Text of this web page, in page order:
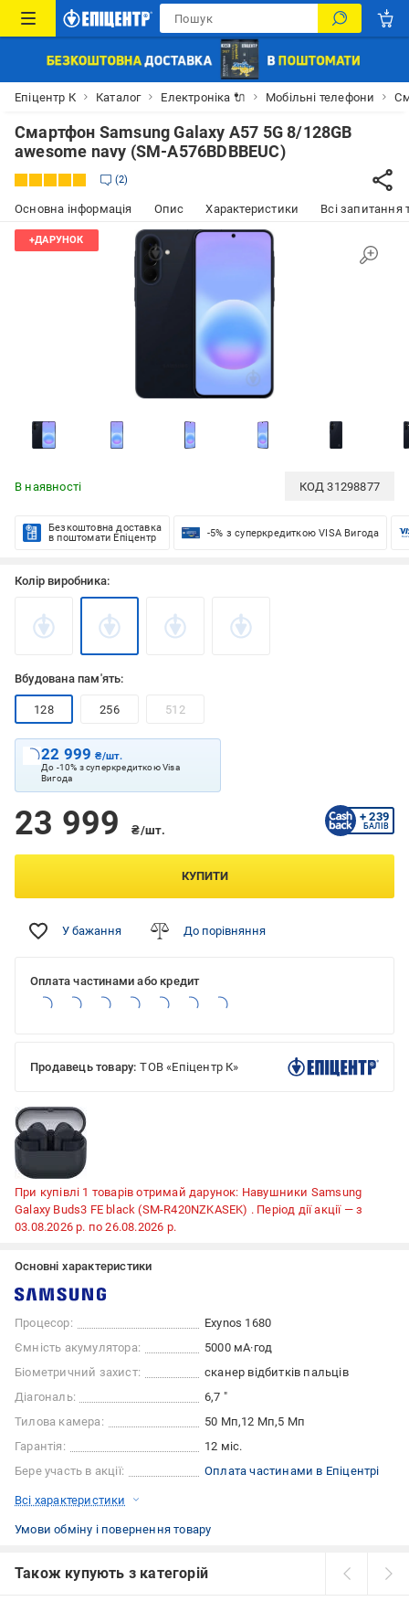
Епіцентр К Каталог Електроніка 🔌 Мобільні телефони
Смартфон Samsung Galaxy A57 5G 8/128GB
awesome navy (SM-A576BDBBEUC)
2
Основна інформація Опис Характеристики Всі запитання
В наявності КОД31298877
Безкоштовна доставка
в поштомати Епіцентр
-5% з суперкредиткою VISA Вигода
Колір виробника:
Вбудована пам'ять:
128 256 512
22 999₴/шт.
До -10% з суперкредиткою Visa
Вигода
23 999 ₴/шт.
+ 239
БАЛІВ
КУПИТИ
У бажання До порівняння
Оплата частинами або кредит
Продавець товару: ТОВ «Епіцентр К»
При купівлі 1 товарів отримай дарунок: Навушники Samsung
Galaxy Buds3 FE black (SM-R420NZKASEK) . Період дії акції — з
03.08.2026 р. по 26.08.2026 р.
Основні характеристики
Процесор:
Exynos 1680
Ємність акумулятора:
5000 мА·год
Біометричний захист:
сканер відбитків пальців
Діагональ:
6,7 "
Тилова камера:
50 Мп 12 Мп 5 Мп
Гарантія:
12 міс.
Бере участь в акції:
Оплата частинами в Епіцентрі
Всі характеристики
Умови обміну і повернення товару
Також купують з категорій